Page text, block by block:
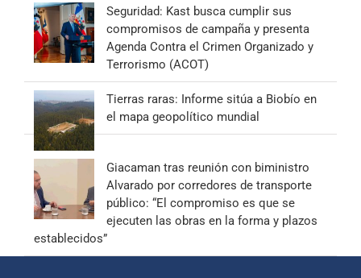
Seguridad: Kast busca cumplir sus
compromisos de campaña y presenta
Agenda Contra el Crimen Organizado y
Terrorismo (ACOT)
Tierras raras: Informe sitúa a Biobío en
el mapa geopolítico mundial
Giacaman tras reunión con biministro
Alvarado por corredores de transporte
público: “El compromiso es que se
ejecuten las obras en la forma y plazos
establecidos”